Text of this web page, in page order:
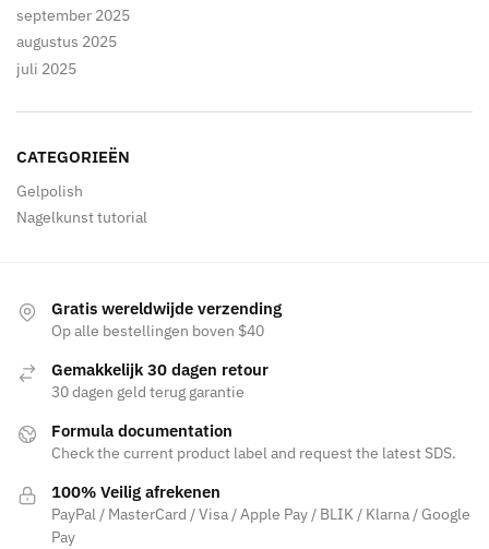
september 2025
augustus 2025
juli 2025
CATEGORIEËN
Gelpolish
Nagelkunst tutorial
Gratis wereldwijde verzending
Op alle bestellingen boven $40
Gemakkelijk 30 dagen retour
30 dagen geld terug garantie
Formula documentation
Check the current product label and request the latest SDS.
100% Veilig afrekenen
PayPal / MasterCard / Visa / Apple Pay / BLIK / Klarna / Google
Pay